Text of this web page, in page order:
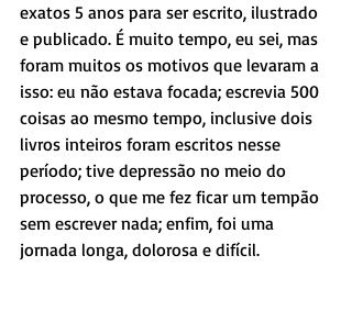
exatos 5 anos para ser escrito, ilustrado
e publicado. É muito tempo, eu sei, mas
foram muitos os motivos que levaram a
isso: eu não estava focada; escrevia 500
coisas ao mesmo tempo, inclusive dois
livros inteiros foram escritos nesse
período; tive depressão no meio do
processo, o que me fez ficar um tempão
sem escrever nada; enfim, foi uma
jornada longa, dolorosa e difícil.